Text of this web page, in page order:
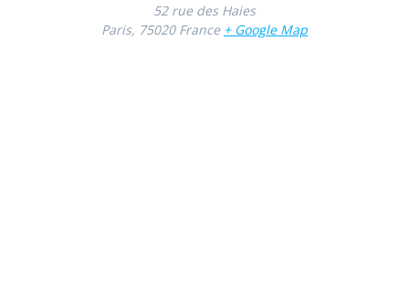
52 rue des Haies
Paris, 75020 France + Google Map